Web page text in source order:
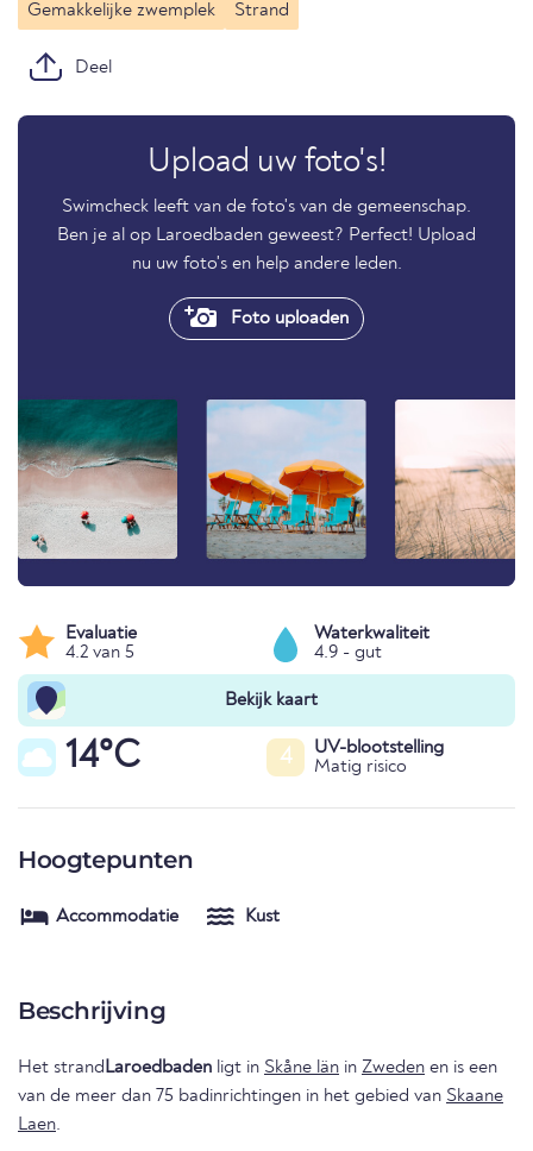
Gemakkelijke zwemplek Strand
Deel
Upload uw foto's!
Swimcheck leeft van de foto's van de gemeenschap.
Ben je al op Laroedbaden geweest? Perfect! Upload
nu uw foto's en help andere leden.
Foto uploaden
Evaluatie
4.2 van 5
Waterkwaliteit
4.9 - gut
Bekijk kaart
14°C 4
UV-blootstelling
Matig risico
Hoogtepunten
Accommodatie Kust
Beschrijving
Het strandLaroedbaden ligt in Skåne län in Zweden en is een
van de meer dan 75 badinrichtingen in het gebied van Skaane
Laen.